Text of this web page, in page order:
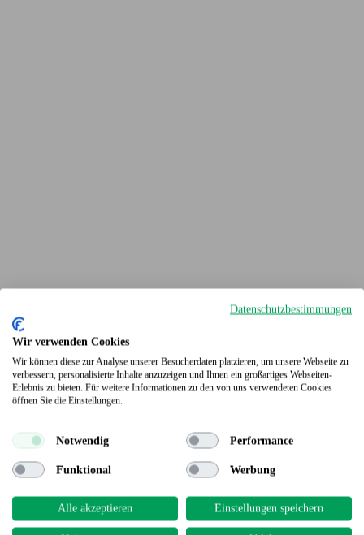
Terrassendielen
Datenschutzbestimmungen
Wir verwenden Cookies
Wir können diese zur Analyse unserer Besucherdaten platzieren, um unsere Webseite zu
verbessern, personalisierte Inhalte anzuzeigen und Ihnen ein großartiges Webseiten-
Erlebnis zu bieten. Für weitere Informationen zu den von uns verwendeten Cookies
öffnen Sie die Einstellungen.
Notwendig Performance
Funktional Werbung
Alle akzeptieren Einstellungen speichern